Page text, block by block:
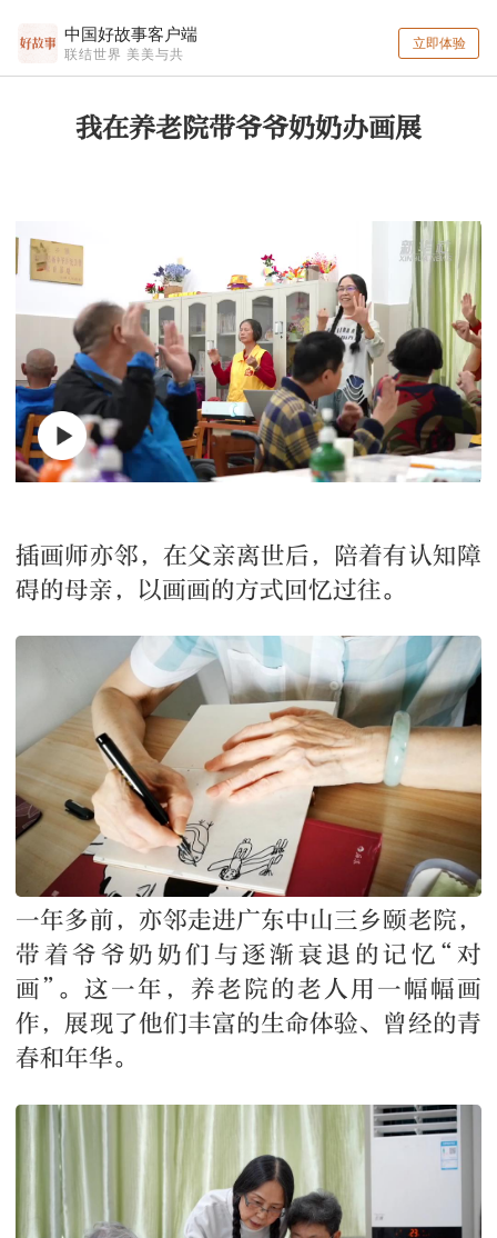
中国好故事客户端
联结世界 美美与共
立即体验
我在养老院带爷爷奶奶办画展
插画师亦邻，在父亲离世后，陪着有认知障
碍的母亲，以画画的方式回忆过往。
一年多前，亦邻走进广东中山三乡颐老院，
带着爷爷奶奶们与逐渐衰退的记忆“对
画”。这一年，养老院的老人用一幅幅画
作，展现了他们丰富的生命体验、曾经的青
春和年华。